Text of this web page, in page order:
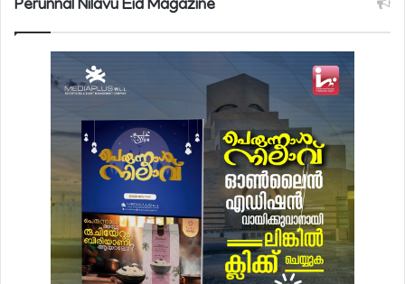
Perunnal Nilavu Eid Magazine